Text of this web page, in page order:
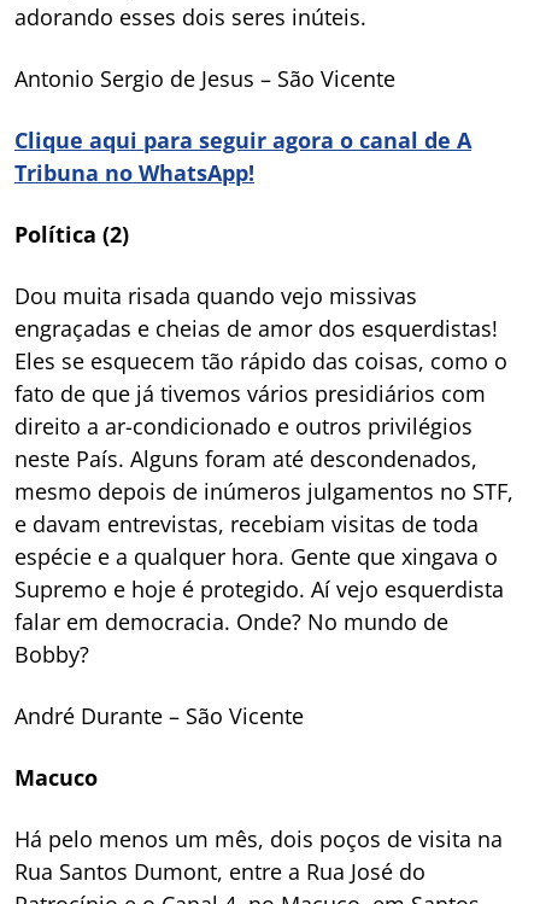
adorando esses dois seres inúteis.
Antonio Sergio de Jesus – São Vicente
Clique aqui para seguir agora o canal de A
Tribuna no WhatsApp!
Política (2)
Dou muita risada quando vejo missivas
engraçadas e cheias de amor dos esquerdistas!
Eles se esquecem tão rápido das coisas, como o
fato de que já tivemos vários presidiários com
direito a ar-condicionado e outros privilégios
neste País. Alguns foram até descondenados,
mesmo depois de inúmeros julgamentos no STF,
e davam entrevistas, recebiam visitas de toda
espécie e a qualquer hora. Gente que xingava o
Supremo e hoje é protegido. Aí vejo esquerdista
falar em democracia. Onde? No mundo de
Bobby?
André Durante – São Vicente
Macuco
Há pelo menos um mês, dois poços de visita na
Rua Santos Dumont, entre a Rua José do